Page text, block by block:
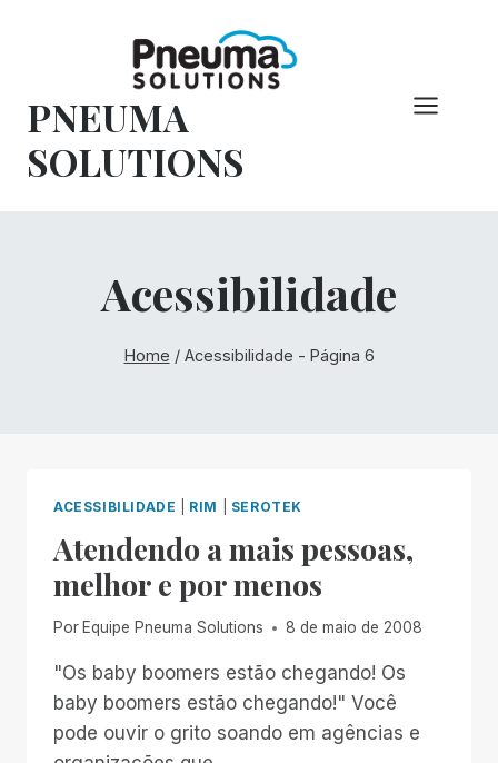
conteúdo
PNEUMA
SOLUTIONS
Acessibilidade
Home / Acessibilidade - Página 6
ACESSIBILIDADE RIM SEROTEK
Atendendo a mais pessoas,
melhor e por menos
Por Equipe Pneuma Solutions 8 de maio de 2008
"Os baby boomers estão chegando! Os
baby boomers estão chegando!" Você
pode ouvir o grito soando em agências e